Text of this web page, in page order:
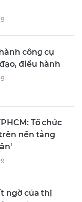
công cụ
điều hành
Tổ chức
nền tảng
ngờ của thị